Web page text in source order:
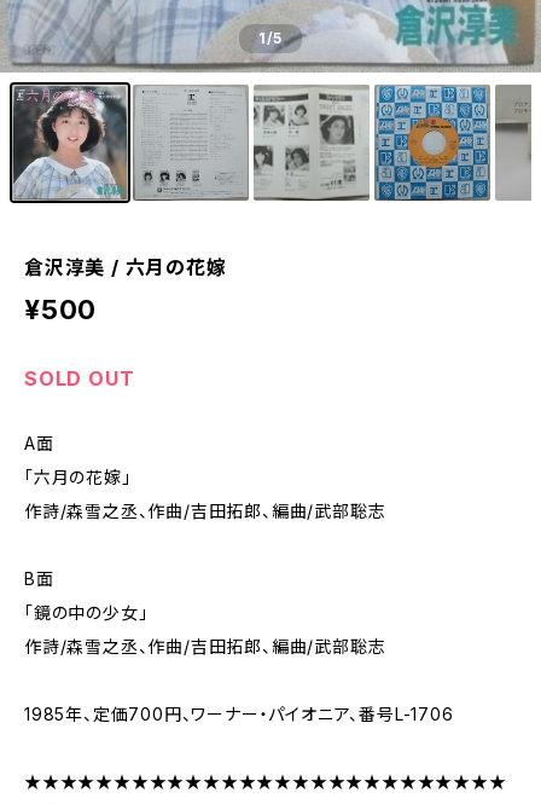
1/5
倉沢淳美 / 六月の花嫁
¥500
SOLD OUT
A面
「六月の花嫁」
作詩/森雪之丞、作曲/吉田拓郎、編曲/武部聡志
B面
「鏡の中の少女」
作詩/森雪之丞、作曲/吉田拓郎、編曲/武部聡志
1985年、定価700円、ワーナー・パイオニア、番号L-1706
★★★★★★★★★★★★★★★★★★★★★★★★★★★